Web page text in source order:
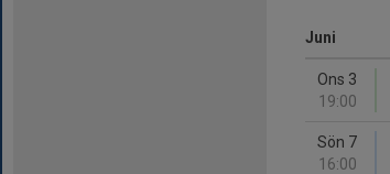
Juni
Ons 3
19:00
Sön 7
16:00